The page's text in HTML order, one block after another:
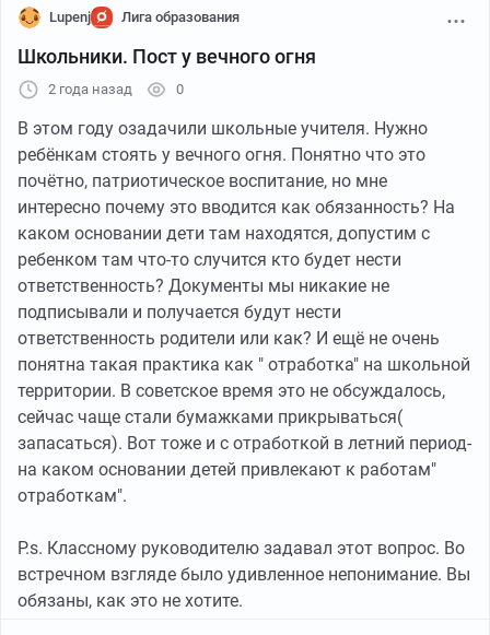
того при подключении этого пакета банк говорит "
подключить за 100р! Тоесть пакет стоит 399р, ты его
подключаешь за 100 р итого 499 ты уже в минусе.и
если сумма сбережений не большая, то эти 21 %
годовых в чистую уже никак не получаются. Как я
прикинул будет в районе 17% годовых для
100тр(примерно так считал). На третий месяц эта
годовых(сейчас подняли до 13%) А Учитывая, что
первый месяц со ставкой 12% то доходность их
"накопительного" счета ещё меньше становится.
Вообщем, если надумаете разместить там свободные
копеечки имейте ввиду эти пидорские наклонности
Lupenj Лига образования
Школьники. Пост у вечного огня
2 года назад 0
В этом году озадачили школьные учителя. Нужно
ребёнкам стоять у вечного огня. Понятно что это
почётно, патриотическое воспитание, но мне
интересно почему это вводится как обязанность? На
каком основании дети там находятся, допустим с
ребенком там что-то случится кто будет нести
ответственность? Документы мы никакие не
подписывали и получается будут нести
ответственность родители или как? И ещё не очень
понятна такая практика как " отработка" на школьной
территории. В советское время это не обсуждалось,
сейчас чаще стали бумажками прикрываться(
запасаться). Вот тоже и с отработкой в летний период-
на каком основании детей привлекают к работам"
отработкам".
P.s. Классному руководителю задавал этот вопрос. Во
встречном взгляде было удивленное непонимание. Вы
обязаны, как это не хотите.